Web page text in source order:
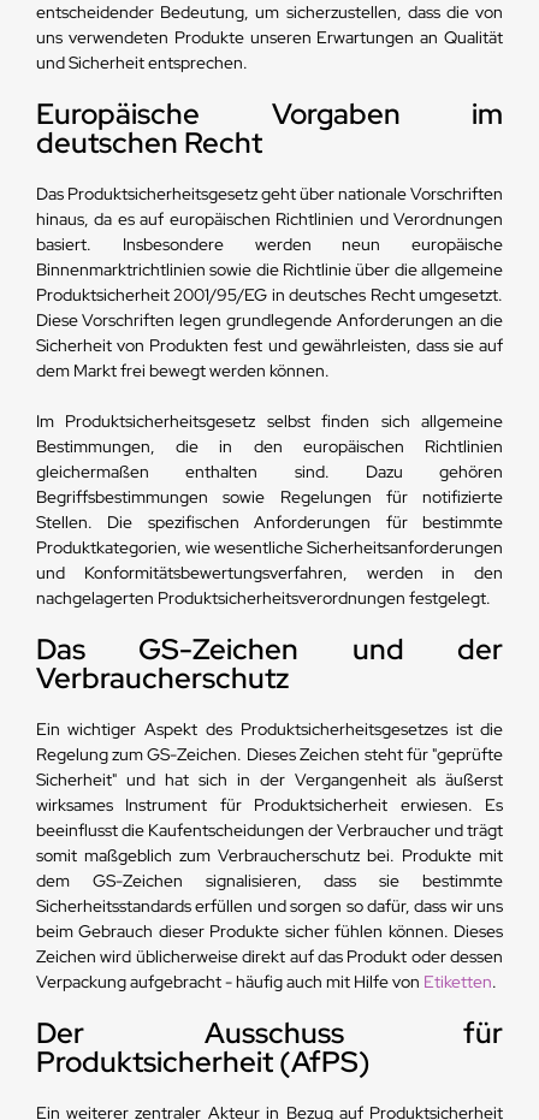
entscheidender Bedeutung, um sicherzustellen, dass die von
uns verwendeten Produkte unseren Erwartungen an Qualität
und Sicherheit entsprechen.
Europäische Vorgaben im
deutschen Recht
Das Produktsicherheitsgesetz geht über nationale Vorschriften
hinaus, da es auf europäischen Richtlinien und Verordnungen
basiert. Insbesondere werden neun europäische
Binnenmarktrichtlinien sowie die Richtlinie über die allgemeine
Produktsicherheit 2001/95/EG in deutsches Recht umgesetzt.
Diese Vorschriften legen grundlegende Anforderungen an die
Sicherheit von Produkten fest und gewährleisten, dass sie auf
dem Markt frei bewegt werden können.
Im Produktsicherheitsgesetz selbst finden sich allgemeine
Bestimmungen, die in den europäischen Richtlinien
gleichermaßen enthalten sind. Dazu gehören
Begriffsbestimmungen sowie Regelungen für notifizierte
Stellen. Die spezifischen Anforderungen für bestimmte
Produktkategorien, wie wesentliche Sicherheitsanforderungen
und Konformitätsbewertungsverfahren, werden in den
nachgelagerten Produktsicherheitsverordnungen festgelegt.
Das GS-Zeichen und der
Verbraucherschutz
Ein wichtiger Aspekt des Produktsicherheitsgesetzes ist die
Regelung zum GS-Zeichen. Dieses Zeichen steht für "geprüfte
Sicherheit" und hat sich in der Vergangenheit als äußerst
wirksames Instrument für Produktsicherheit erwiesen. Es
beeinflusst die Kaufentscheidungen der Verbraucher und trägt
somit maßgeblich zum Verbraucherschutz bei. Produkte mit
dem GS-Zeichen signalisieren, dass sie bestimmte
Sicherheitsstandards erfüllen und sorgen so dafür, dass wir uns
beim Gebrauch dieser Produkte sicher fühlen können. Dieses
Zeichen wird üblicherweise direkt auf das Produkt oder dessen
Verpackung aufgebracht - häufig auch mit Hilfe von Etiketten.
Der Ausschuss für
Produktsicherheit (AfPS)
Ein weiterer zentraler Akteur in Bezug auf Produktsicherheit